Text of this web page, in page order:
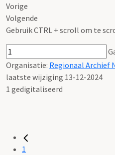
Vorige
Volgende
Gebruik CTRL + scroll om te
Organisatie: Regionaal Archief
laatste wijziging 13-12-2024
1 gedigitaliseerd
1